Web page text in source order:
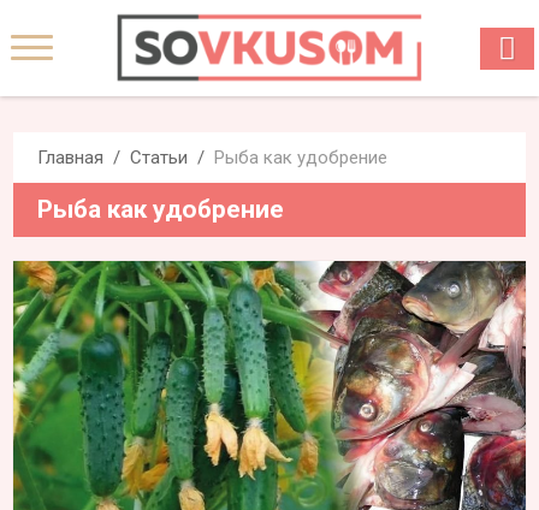
Главная Статьи Рыба как удобрение
Рыба как удобрение